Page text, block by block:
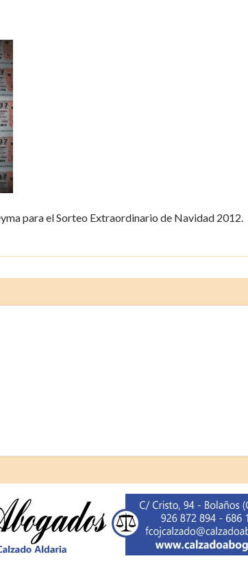
para el Sorteo Extraordinario de Navidad 2012.